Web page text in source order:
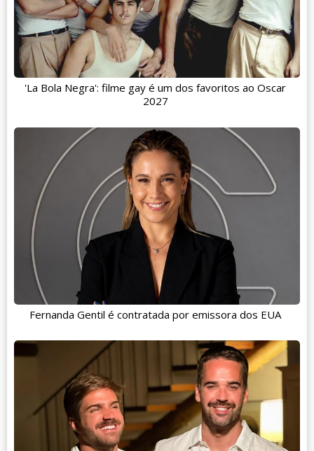
'La Bola Negra': filme gay é um dos favoritos ao Oscar
2027
Fernanda Gentil é contratada por emissora dos EUA